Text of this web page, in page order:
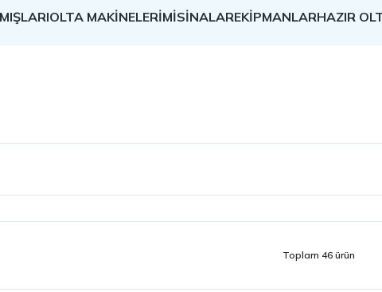
OLTA MAKİNELERİMİSİNALAREKİPMANLARHAZIR
Toplam 46 ürün